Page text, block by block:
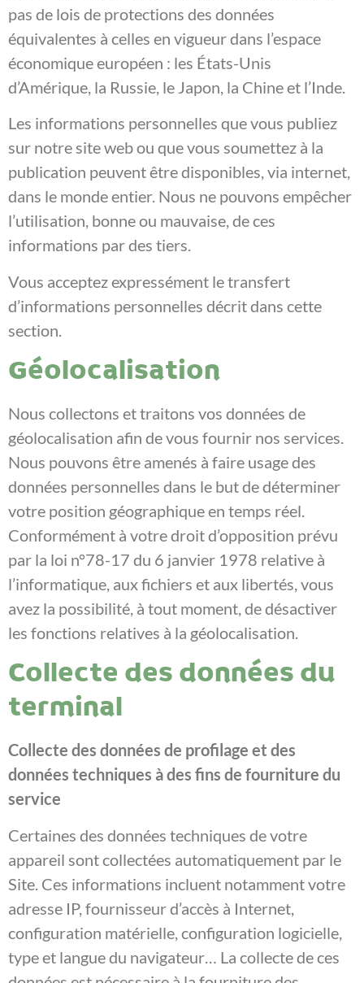
pas de lois de protections des données
équivalentes à celles en vigueur dans l’espace
économique européen : les États-Unis
d’Amérique, la Russie, le Japon, la Chine et l’Inde.
Les informations personnelles que vous publiez
sur notre site web ou que vous soumettez à la
publication peuvent être disponibles, via internet,
dans le monde entier. Nous ne pouvons empêcher
l’utilisation, bonne ou mauvaise, de ces
informations par des tiers.
Vous acceptez expressément le transfert
d’informations personnelles décrit dans cette
section.
Géolocalisation
Nous collectons et traitons vos données de
géolocalisation afin de vous fournir nos services.
Nous pouvons être amenés à faire usage des
données personnelles dans le but de déterminer
votre position géographique en temps réel.
Conformément à votre droit d’opposition prévu
par la loi n°78-17 du 6 janvier 1978 relative à
l’informatique, aux fichiers et aux libertés, vous
avez la possibilité, à tout moment, de désactiver
les fonctions relatives à la géolocalisation.
Collecte des données du
terminal
Collecte des données de profilage et des
données techniques à des fins de fourniture du
service
Certaines des données techniques de votre
appareil sont collectées automatiquement par le
Site. Ces informations incluent notamment votre
adresse IP, fournisseur d’accès à Internet,
configuration matérielle, configuration logicielle,
type et langue du navigateur… La collecte de ces